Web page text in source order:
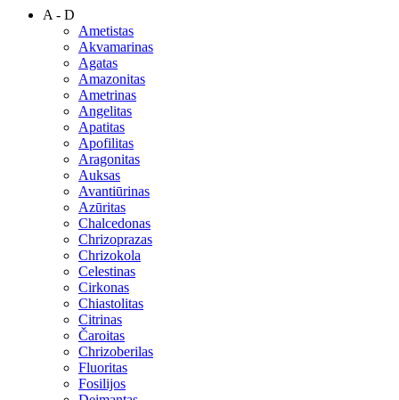
A - D
Ametistas
Akvamarinas
Agatas
Amazonitas
Ametrinas
Angelitas
Apatitas
Apofilitas
Aragonitas
Auksas
Avantiūrinas
Azūritas
Chalcedonas
Chrizoprazas
Chrizokola
Celestinas
Cirkonas
Chiastolitas
Citrinas
Čaroitas
Chrizoberilas
Fluoritas
Fosilijos